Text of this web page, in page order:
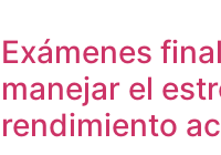
Exámenes
manejar el
rendimiento